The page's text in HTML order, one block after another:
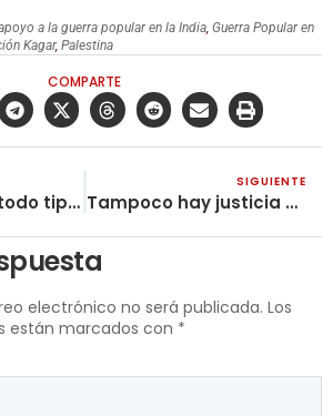
a la guerra popular en la India,Guerra Popular en
Kagar,Palestina
COMPARTE
¡Movilizarse en todo tipo de acciones en apoyo a la revolución india contra la Operación Kagaar!
SIGUIENTE
Tampoco hay justicia en la Corte Penal Internacional
electrónico no será publicada. Los
están marcados con *